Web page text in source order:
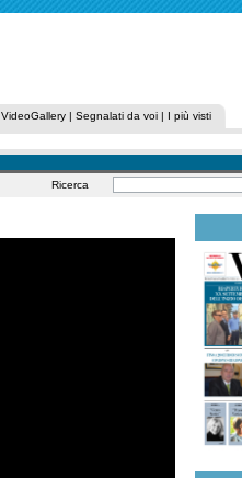
VideoGallery | Segnalati da voi | I più visti
Ricerca